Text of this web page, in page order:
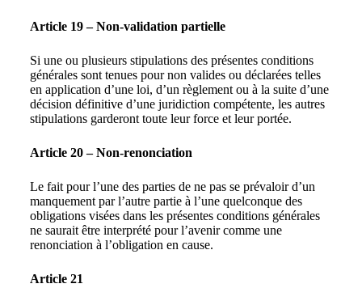
Article 19 – Non-validation partielle
Si une ou plusieurs stipulations des présentes conditions
générales sont tenues pour non valides ou déclarées telles
en application d’une loi, d’un règlement ou à la suite d’une
décision définitive d’une juridiction compétente, les autres
stipulations garderont toute leur force et leur portée.
Article 20 – Non-renonciation
Le fait pour l’une des parties de ne pas se prévaloir d’un
manquement par l’autre partie à l’une quelconque des
obligations visées dans les présentes conditions générales
ne saurait être interprété pour l’avenir comme une
renonciation à l’obligation en cause.
Article 21